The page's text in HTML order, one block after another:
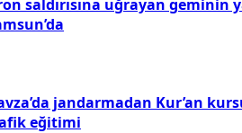
saldırısına uğrayan geminin
jandarmadan Kur’an
eğitimi